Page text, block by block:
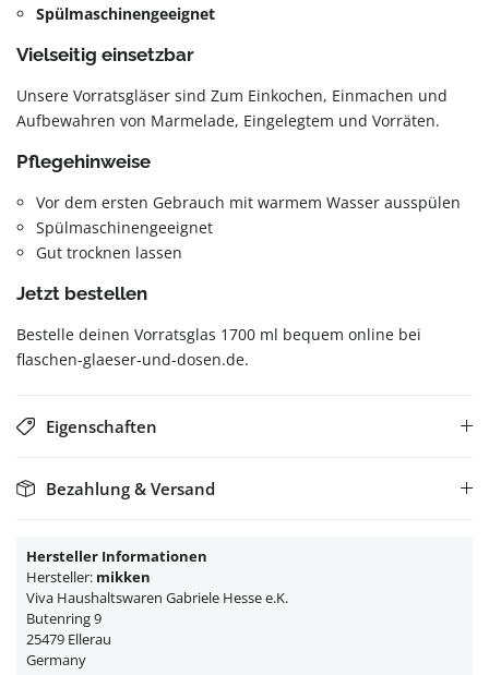
Spülmaschinengeeignet
Vielseitig einsetzbar
Unsere Vorratsgläser sind Zum Einkochen, Einmachen und
Aufbewahren von Marmelade, Eingelegtem und Vorräten.
Pflegehinweise
Vor dem ersten Gebrauch mit warmem Wasser ausspülen
Spülmaschinengeeignet
Gut trocknen lassen
Jetzt bestellen
Bestelle deinen Vorratsglas 1700 ml bequem online bei
flaschen-glaeser-und-dosen.de.
Eigenschaften
Bezahlung & Versand
Hersteller Informationen
Hersteller: mikken
Viva Haushaltswaren Gabriele Hesse e.K.
Butenring 9
25479 Ellerau
Germany